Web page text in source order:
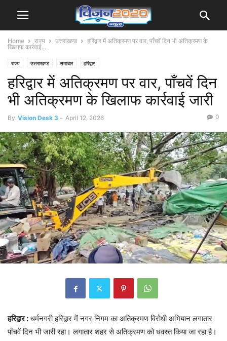
Home राज्य उत्तराखण्ड
हरिद्वार में अतिक्रमण पर वार, पाँचवें दिन भी अतिक्रमण के
खिलाफ कार्रवाई...
राज्य उत्तराखण्ड समाचार हरिद्वार
हरिद्वार में अतिक्रमण पर वार, पाँचवें दिन
भी अतिक्रमण के खिलाफ कार्रवाई जारी
By Vision Desk 3 - April 12, 2026 0
हरिद्वार : धर्मनगरी हरिद्वार में नगर निगम का अतिक्रमण विरोधी अभियान लगातार
पाँचवें दिन भी जारी रहा। लगातार शहर से अतिक्रमण को धवस्त किया जा रहा है।